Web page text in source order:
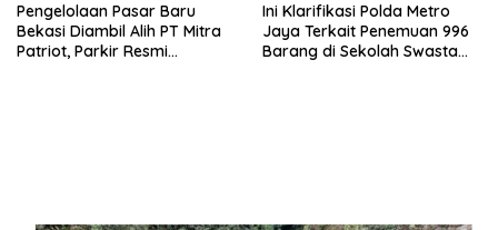
Pengelolaan Pasar Baru
Bekasi Diambil Alih PT Mitra
Patriot, Parkir Resmi
Ini Klarifikasi Polda Metro
Jaya Terkait Penemuan 996
Barang di Sekolah Swasta